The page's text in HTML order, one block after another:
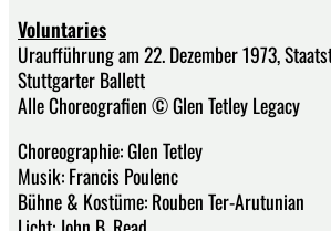
Voluntaries
Uraufführung am 22. Dezember 1973,
Stuttgarter Ballett
Alle Choreografien © Glen Tetley Legacy
Choreographie: Glen Tetley
Musik: Francis Poulenc
Bühne & Kostüme: Rouben Ter-Arutunian